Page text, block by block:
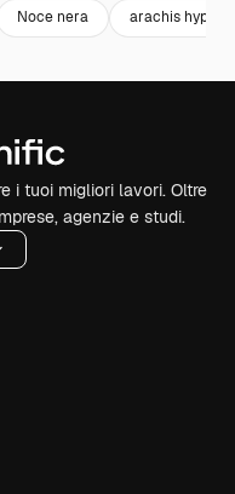
Noce nera arachis
i tuoi migliori lavori. Oltre
agenzie e studi.